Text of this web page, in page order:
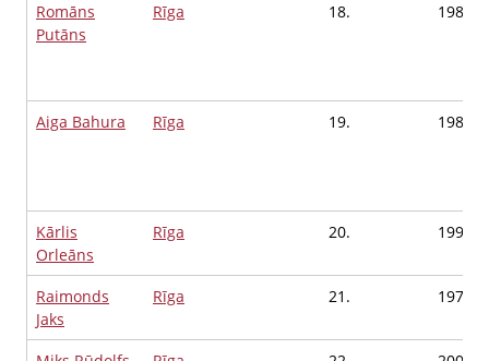
Romāns
Putāns
Rīga 18. 1983
Aiga Bahura Rīga 19. 1987
Kārlis
Orleāns
Rīga 20. 1991
Raimonds
Jaks
Rīga 21. 1976